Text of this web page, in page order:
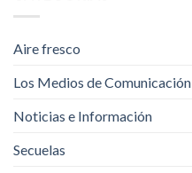
Aire fresco
Los Medios de Comunicación
Noticias e Información
Secuelas